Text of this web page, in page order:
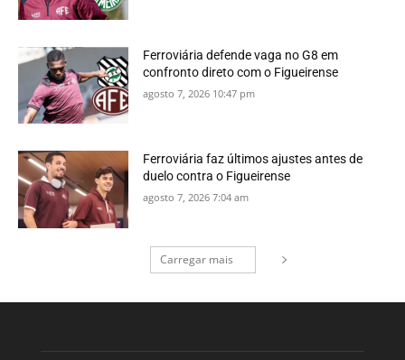
Ferroviária defende vaga no G8 em
confronto direto com o Figueirense
agosto 7, 2026 10:47 pm
Ferroviária faz últimos ajustes antes de
duelo contra o Figueirense
agosto 7, 2026 7:04 am
Carregar mais